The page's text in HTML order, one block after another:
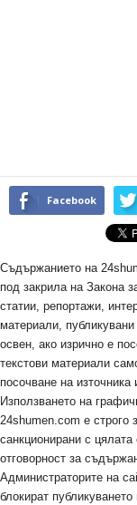
Facebook
Съдържанието на
под закрила на Закона
статии, репортажи,
материали,
освен, ако изрично е
текстови материали
посочване на
Използването на
24shumen.com е
санкционирани с
отговорност за
Администраторите на
блокират